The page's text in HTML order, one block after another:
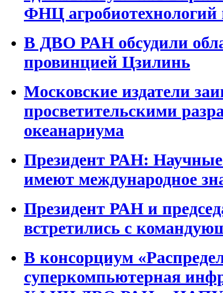
ФНЦ
В ДВО РАН обсудили
провинцией Цзилинь
Московские издатели
просветительскими
океанариума
Президент РАН:
имеют международное
Президент РАН и
встретились с
В консорциум
суперкомпьютерная